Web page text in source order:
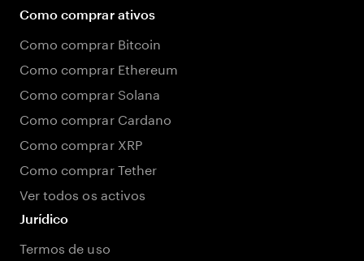
Como comprar ativos
Como comprar Bitcoin
Como comprar Ethereum
Como comprar Solana
Como comprar Cardano
Como comprar XRP
Como comprar Tether
Ver todos os activos
Jurídico
Termos de uso